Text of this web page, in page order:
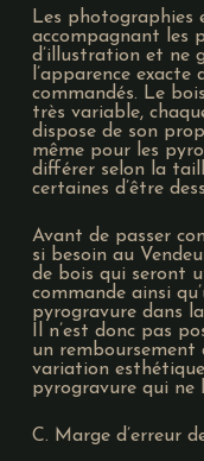
Les photographies
accompagnant les
d’illustration et ne
l’apparence
commandés. Le
très variable,
dispose de son
même pour les
différer selon la
certaines d’être
Avant de passer
si besoin au
de bois qui seront
commande ainsi
pyrogravure dans
Il n’est donc pas
un remboursement
variation
pyrogravure qui ne
C. Marge d’erreur